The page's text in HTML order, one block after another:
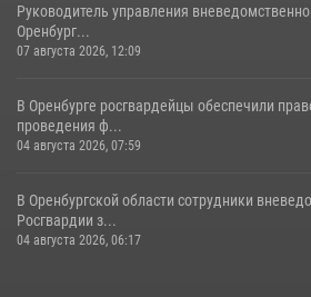
Руководитель управления
Оренбург...
07 августа 2026, 12:09
В Оренбурге росгвардейцы обеспечили
проведения ф...
04 августа 2026, 07:59
В Оренбургской области сотрудники
Росгвардии з...
04 августа 2026, 06:17